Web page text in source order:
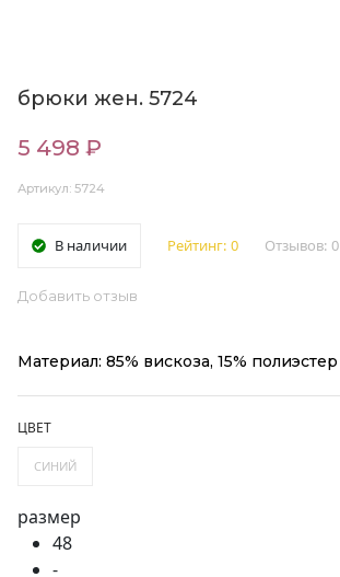
брюки жен. 5724
5 498 ₽
Артикул: 5724
В наличии Рейтинг: 0 Отзывов: 0
Добавить отзыв
Материал: 85% вискоза, 15% полиэстер
ЦВЕТ
СИНИЙ
размер
48
-